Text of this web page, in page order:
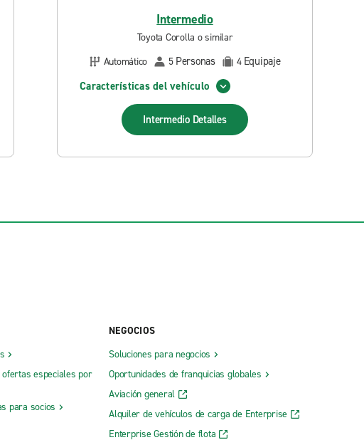
Intermedio
Toyota Corolla o similar
Automático
5 Personas 4 Equipaje
Características del vehículo
Intermedio Detalles
especiales por
para socios
NEGOCIOS
Soluciones para negocios
Oportunidades de franquicias globales
Aviación general
Alquiler de vehículos de carga de Enterprise
Enterprise Gestión de flota